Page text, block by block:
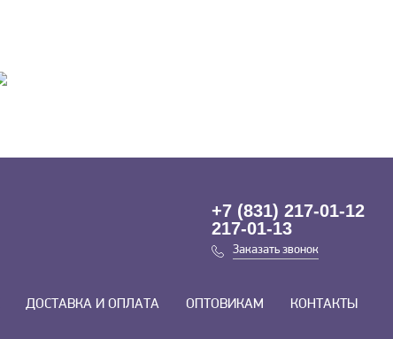
+7 (831) 217-01-12
217-01-13
Заказать звонок
ДОСТАВКА И ОПЛАТА ОПТОВИКАМ КОНТАКТЫ